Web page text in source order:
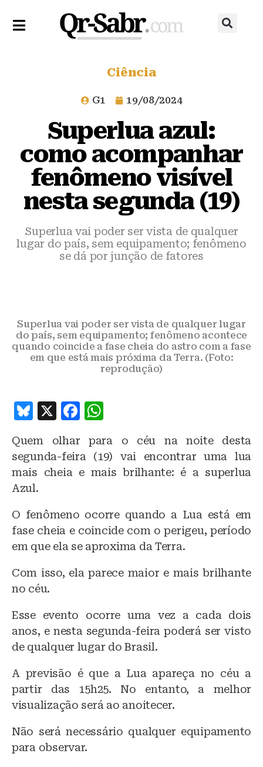
Ciência
G1 19/08/2024
Superlua azul:
como acompanhar
fenômeno visível
nesta segunda (19)
Superlua vai poder ser vista de qualquer
lugar do país, sem equipamento; fenômeno
se dá por junção de fatores
Superlua vai poder ser vista de qualquer lugar
do país, sem equipamento; fenômeno acontece
quando coincide a fase cheia do astro com a fase
em que está mais próxima da Terra. (Foto:
reprodução)
B
e
s
k
y
X
F
c
e
o
k
at
s
p
Quem olhar para o céu na noite desta
segunda-feira (19) vai encontrar uma lua
mais cheia e mais brilhante: é a superlua
Azul.
O fenômeno ocorre quando a Lua está em
fase cheia e coincide com o perigeu, período
em que ela se aproxima da Terra.
Com isso, ela parece maior e mais brilhante
no céu.
Esse evento ocorre uma vez a cada dois
anos, e nesta segunda-feira poderá ser visto
de qualquer lugar do Brasil.
A previsão é que a Lua apareça no céu a
partir das 15h25. No entanto, a melhor
visualização será ao anoitecer.
Não será necessário qualquer equipamento
para observar.